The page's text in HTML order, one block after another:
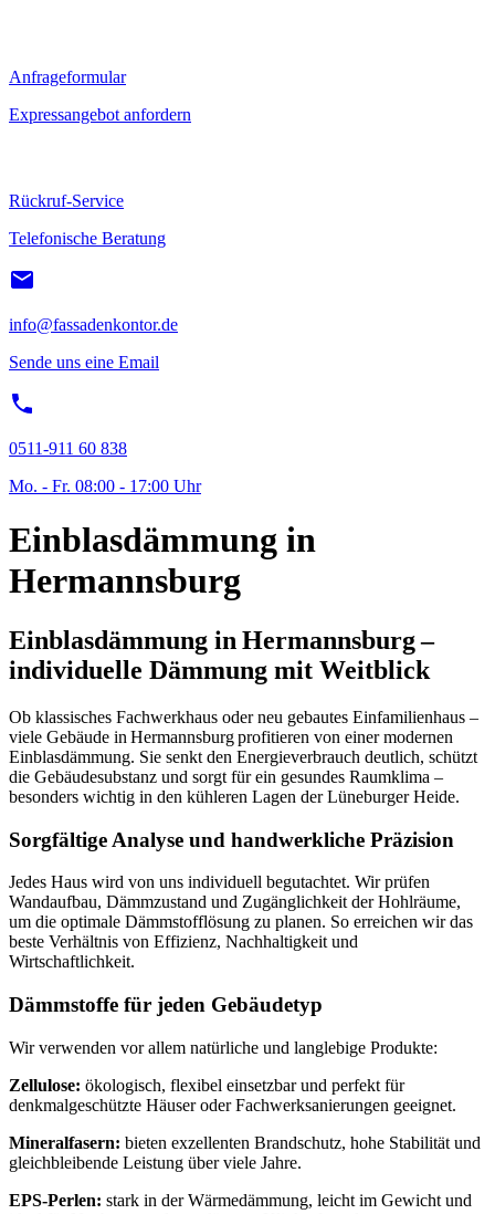
Anfrageformular
Expressangebot anfordern
Rückruf-Service
Telefonische Beratung
info@fassadenkontor.de
Sende uns eine Email
0511-911 60 838
Mo. - Fr. 08:00 - 17:00 Uhr
Einblasdämmung in
Hermannsburg
Einblasdämmung in Hermannsburg –
individuelle Dämmung mit Weitblick
Ob klassisches Fachwerkhaus oder neu gebautes Einfamilienhaus –
viele Gebäude in Hermannsburg profitieren von einer modernen
Einblasdämmung. Sie senkt den Energieverbrauch deutlich, schützt
die Gebäudesubstanz und sorgt für ein gesundes Raumklima –
besonders wichtig in den kühleren Lagen der Lüneburger Heide.
Sorgfältige Analyse und handwerkliche Präzision
Jedes Haus wird von uns individuell begutachtet. Wir prüfen
Wandaufbau, Dämmzustand und Zugänglichkeit der Hohlräume,
um die optimale Dämmstofflösung zu planen. So erreichen wir das
beste Verhältnis von Effizienz, Nachhaltigkeit und
Wirtschaftlichkeit.
Dämmstoffe für jeden Gebäudetyp
Wir verwenden vor allem natürliche und langlebige Produkte:
Zellulose: ökologisch, flexibel einsetzbar und perfekt für
denkmalgeschützte Häuser oder Fachwerksanierungen geeignet.
Mineralfasern: bieten exzellenten Brandschutz, hohe Stabilität und
gleichbleibende Leistung über viele Jahre.
EPS‑Perlen: stark in der Wärmedämmung, leicht im Gewicht und